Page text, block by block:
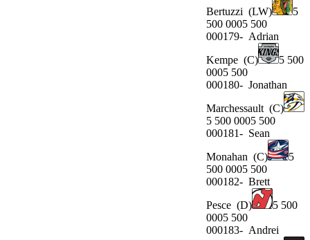
Bertuzzi (LW)
5
500 0005 500
000179- Adrian
Kempe (C)
5 500
0005 500
000180- Jonathan
Marchessault (C)
5 500 0005 500
000181- Sean
Monahan (C)
5
500 0005 500
000182- Brett
Pesce (D)
5 500
0005 500
000183- Andrei